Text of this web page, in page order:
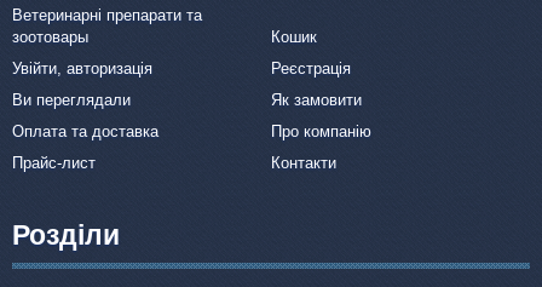
Ветеринарні препарати та
зоотовары
Кошик
Увійти, авторизація
Реєстрація
Ви переглядали
Як замовити
Оплата та доставка
Про компанію
Прайс-лист
Контакти
Розділи